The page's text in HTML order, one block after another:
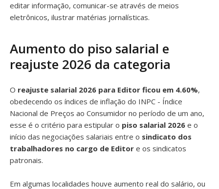
editar informação, comunicar-se através de meios
eletrônicos, ilustrar matérias jornalísticas.
Aumento do piso salarial e
reajuste 2026 da categoria
O reajuste salarial 2026 para Editor ficou em 4.60%,
obedecendo os índices de inflação do INPC - Índice
Nacional de Preços ao Consumidor no período de um ano,
esse é o critério para estipular o piso salarial 2026 e o
início das negociações salariais entre o sindicato dos
trabalhadores no cargo de Editor e os sindicatos
patronais.
Em algumas localidades houve aumento real do salário, ou